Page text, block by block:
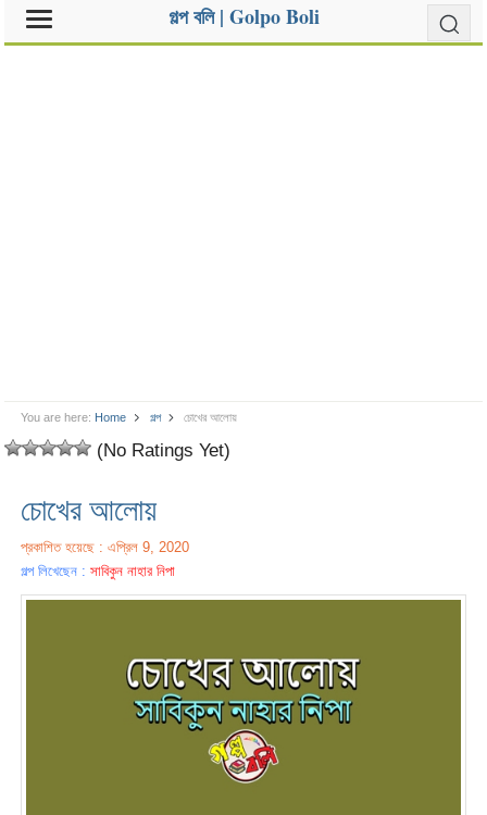
গল্প বলি | Golpo Boli
You are here: Home গল্প চোখের আলোয়
(No Ratings Yet)
চোখের আলোয়
প্রকাশিত হয়েছে : এপ্রিল 9, 2020
গল্প লিখেছেন :সাবিকুন নাহার নিপা